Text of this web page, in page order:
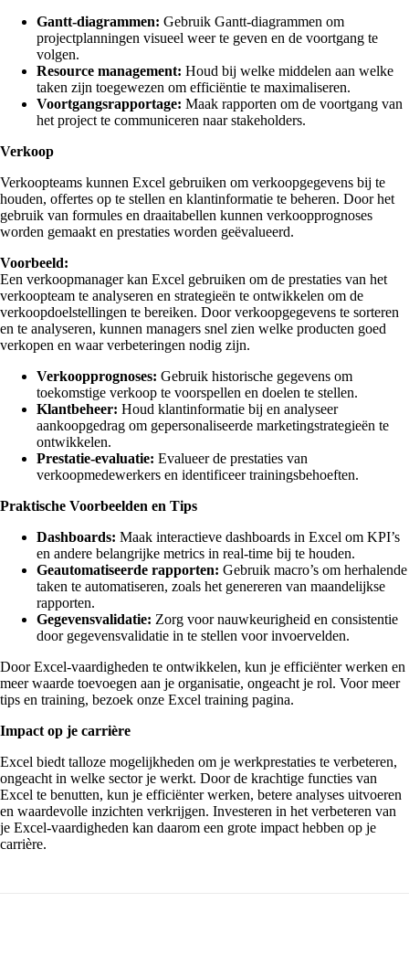
Gantt-diagrammen: Gebruik Gantt-diagrammen om
projectplanningen visueel weer te geven en de voortgang te
volgen.
Resource management: Houd bij welke middelen aan welke
taken zijn toegewezen om efficiëntie te maximaliseren.
Voortgangsrapportage: Maak rapporten om de voortgang van
het project te communiceren naar stakeholders.
Verkoop
Verkoopteams kunnen Excel gebruiken om verkoopgegevens bij te
houden, offertes op te stellen en klantinformatie te beheren. Door het
gebruik van formules en draaitabellen kunnen verkoopprognoses
worden gemaakt en prestaties worden geëvalueerd.
Voorbeeld:
Een verkoopmanager kan Excel gebruiken om de prestaties van het
verkoopteam te analyseren en strategieën te ontwikkelen om de
verkoopdoelstellingen te bereiken. Door verkoopgegevens te sorteren
en te analyseren, kunnen managers snel zien welke producten goed
verkopen en waar verbeteringen nodig zijn.
Verkoopprognoses: Gebruik historische gegevens om
toekomstige verkoop te voorspellen en doelen te stellen.
Klantbeheer: Houd klantinformatie bij en analyseer
aankoopgedrag om gepersonaliseerde marketingstrategieën te
ontwikkelen.
Prestatie-evaluatie: Evalueer de prestaties van
verkoopmedewerkers en identificeer trainingsbehoeften.
Praktische Voorbeelden en Tips
Dashboards: Maak interactieve dashboards in Excel om KPI’s
en andere belangrijke metrics in real-time bij te houden.
Geautomatiseerde rapporten: Gebruik macro’s om herhalende
taken te automatiseren, zoals het genereren van maandelijkse
rapporten.
Gegevensvalidatie: Zorg voor nauwkeurigheid en consistentie
door gegevensvalidatie in te stellen voor invoervelden.
Door Excel-vaardigheden te ontwikkelen, kun je efficiënter werken en
meer waarde toevoegen aan je organisatie, ongeacht je rol. Voor meer
tips en training, bezoek onze Excel training pagina.
Impact op je carrière
Excel biedt talloze mogelijkheden om je werkprestaties te verbeteren,
ongeacht in welke sector je werkt. Door de krachtige functies van
Excel te benutten, kun je efficiënter werken, betere analyses uitvoeren
en waardevolle inzichten verkrijgen. Investeren in het verbeteren van
je Excel-vaardigheden kan daarom een grote impact hebben op je
carrière.